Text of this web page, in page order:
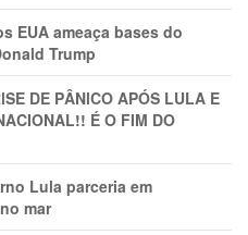
EUA ameaça bases do
Trump
DE PÂNlCO APÓS LULA E
É O FIM DO
Lula parceria em
mar